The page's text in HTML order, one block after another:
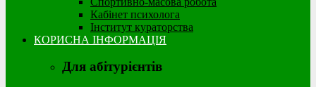
Кабінет психолога
Інститут кураторства
КОРИСНА ІНФОРМАЦІЯ
Для абітурієнтів